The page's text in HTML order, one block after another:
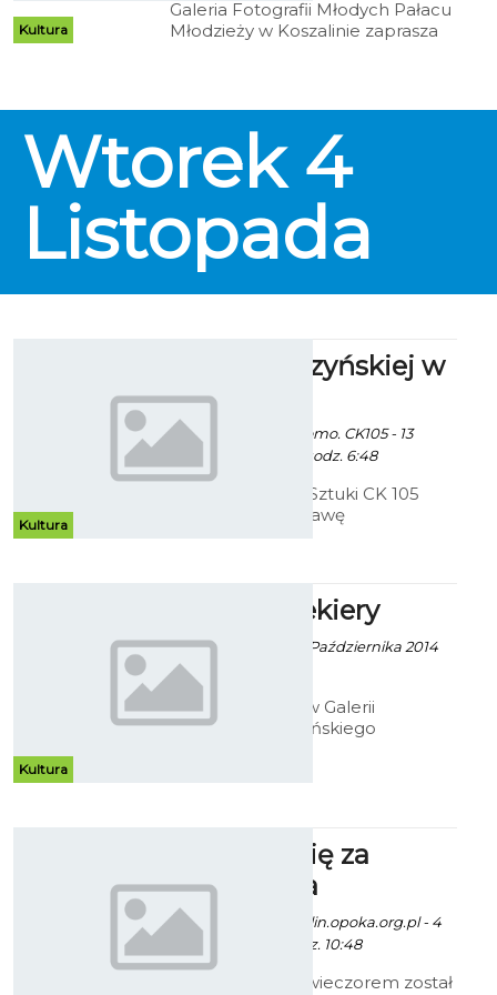
Kultura
Galeria Fotografii Młodych Pałacu
Młodzieży w Koszalinie zaprasza
Wtorek 4
Listopada
Kultura
Prace Cedrzyńskiej w
CK 105
Ekoszalin z mat. promo. CK105 - 13
Października 2014 godz. 6:48
Bałtycka Galeria Sztuki CK 105
zaprasza na wystawę
Kultura
Ołówek Siekiery
Robert Kuliński - 10 Października 2014
godz. 10:34
Do 26 listopada w Galerii
Antresola koszalińskiego
Pomodlą się za
proboszcza
ekoszalin, fot. koszalin.opoka.org.pl - 4
Listopada 2014 godz. 10:48
W poniedziałek wieczorem został